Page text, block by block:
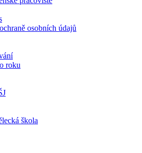
osobních údajů
roku
škola